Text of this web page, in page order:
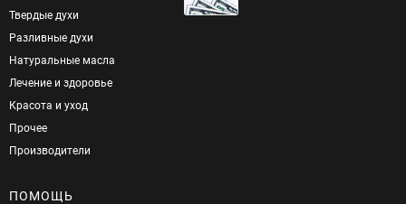
Твердые духи
Разливные духи
Натуральные масла
Лечение и здоровье
Красота и уход
Прочее
Производители
ПОМОЩЬ